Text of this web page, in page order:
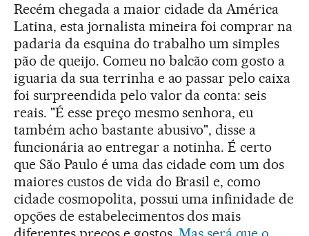
Recém chegada a maior cidade da América
Latina, esta jornalista mineira foi comprar na
padaria da esquina do trabalho um simples
pão de queijo. Comeu no balcão com gosto a
iguaria da sua terrinha e ao passar pelo caixa
foi surpreendida pelo valor da conta: seis
reais. "É esse preço mesmo senhora, eu
também acho bastante abusivo", disse a
funcionária ao entregar a notinha. É certo
que São Paulo é uma das cidade com um dos
maiores custos de vida do Brasil e, como
cidade cosmopolita, possui uma infinidade de
opções de estabelecimentos dos mais